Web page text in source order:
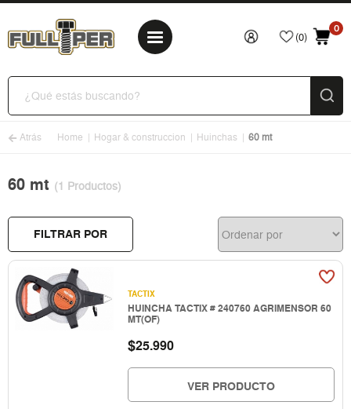
(0)
0
Atrás Home Hogar & construccion Huinchas 60 mt
60 mt (1 Productos)
FILTRAR POR
TACTIX
HUINCHA TACTIX # 240760 AGRIMENSOR 60
MT(OF)
$25.990
VER PRODUCTO